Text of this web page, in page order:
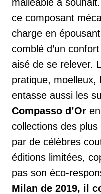
ce composant
charge en
comblé d’un
aisé de se relever.
pratique,
entasse aussi les
Compasso d’Or
collections des
par de célèbres
éditions limitées,
pas son éco-
Milan de 2019, il